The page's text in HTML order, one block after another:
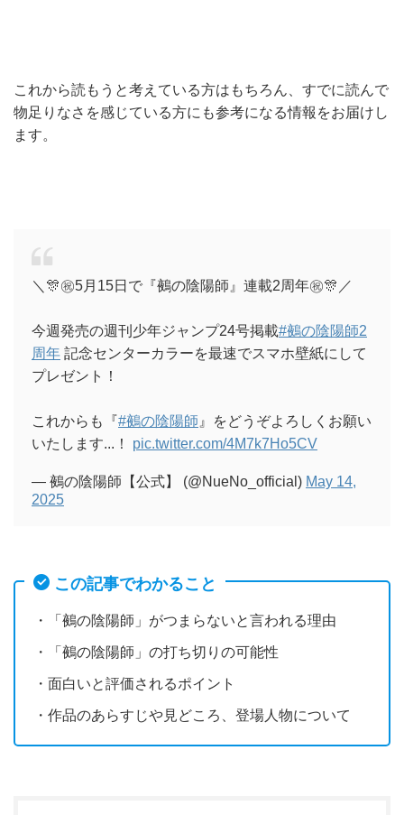
これから読もうと考えている方はもちろん、すでに読んで
物足りなさを感じている方にも参考になる情報をお届けし
ます。
＼🎊㊗5月15日で『鵺の陰陽師』連載2周年㊗🎊／
今週発売の週刊少年ジャンプ24号掲載#鵺の陰陽師2
周年 記念センターカラーを最速でスマホ壁紙にして
プレゼント！
これからも『#鵺の陰陽師 』をどうぞよろしくお願い
いたします...！ pic.twitter.com/4M7k7Ho5CV
— 鵺の陰陽師【公式】 (@NueNo_official) May 14,
2025
この記事でわかること
・「鵺の陰陽師」がつまらないと言われる理由
・「鵺の陰陽師」の打ち切りの可能性
・面白いと評価されるポイント
・作品のあらすじや見どころ、登場人物について